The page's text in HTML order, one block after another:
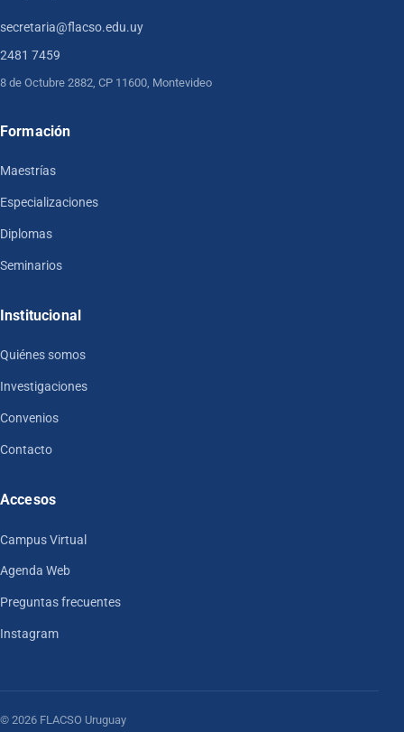
secretaria@flacso.edu.uy
2481 7459
8 de Octubre 2882, CP 11600, Montevideo
Formación
Maestrías
Especializaciones
Diplomas
Seminarios
Institucional
Quiénes somos
Investigaciones
Convenios
Contacto
Accesos
Campus Virtual
Agenda Web
Preguntas frecuentes
Instagram
© 2026 FLACSO Uruguay